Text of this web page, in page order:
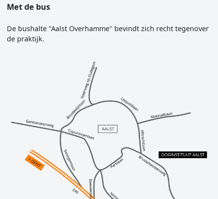
Met de bus
De bushalte "Aalst Overhamme" bevindt zich recht tegenover
de praktijk.